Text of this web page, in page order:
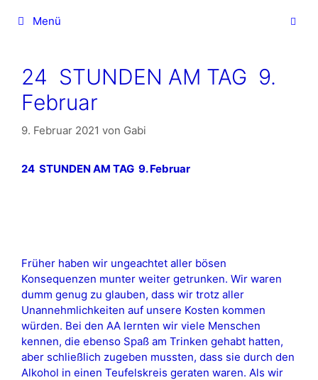
Inhalt
Menü
24 STUNDEN AM TAG 9.
Februar
9. Februar 2021 von Gabi
24 STUNDEN AM TAG 9. Februar
Früher haben wir ungeachtet aller bösen
Konsequenzen munter weiter getrunken. Wir waren
dumm genug zu glauben, dass wir trotz aller
Unannehmlichkeiten auf unsere Kosten kommen
würden. Bei den AA lernten wir viele Menschen
kennen, die ebenso Spaß am Trinken gehabt hatten,
aber schließlich zugeben mussten, dass sie durch den
Alkohol in einen Teufelskreis geraten waren. Als wir